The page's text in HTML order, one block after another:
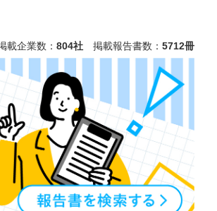
載企業数： 804社 掲載報告書数： 5712冊